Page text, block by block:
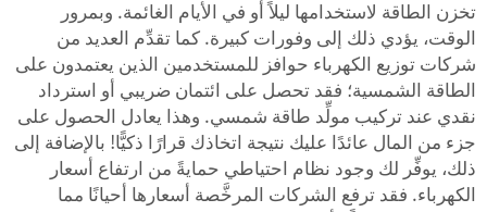
تخزن الطاقة لاستخدامها ليلاً أو في الأيام الغائمة. وبمرور
الوقت، يؤدي ذلك إلى وفورات كبيرة. كما تقدِّم العديد من
شركات توزيع الكهرباء حوافز للمستخدمين الذين يعتمدون على
الطاقة الشمسية؛ فقد تحصل على ائتمان ضريبي أو استرداد
نقدي عند تركيب مولِّد طاقة شمسي. وهذا يعادل الحصول على
جزء من المال عائدًا عليك نتيجة اتخاذك قرارًا ذكيًّا! بالإضافة إلى
ذلك، يوفِّر لك وجود نظام احتياطي حمايةً من ارتفاع أسعار
الكهرباء. فقد ترفع الشركات المرخَّصة أسعارها أحيانًا مما